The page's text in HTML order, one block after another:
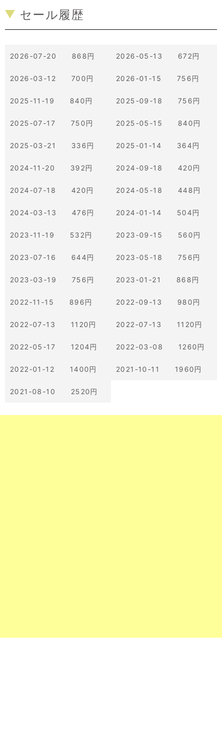
セール履歴
2026-07-20 868円 2026-05-13 672円
2026-03-12 700円 2026-01-15 756円
2025-11-19 840円 2025-09-18 756円
2025-07-17 750円 2025-05-15 840円
2025-03-21 336円 2025-01-14 364円
2024-11-20 392円 2024-09-18 420円
2024-07-18 420円 2024-05-18 448円
2024-03-13 476円 2024-01-14 504円
2023-11-19 532円 2023-09-15 560円
2023-07-16 644円 2023-05-18 756円
2023-03-19 756円 2023-01-21 868円
2022-11-15 896円 2022-09-13 980円
2022-07-13 1120円 2022-07-13 1120円
2022-05-17 1204円 2022-03-08 1260円
2022-01-12 1400円 2021-10-11 1960円
2021-08-10 2520円